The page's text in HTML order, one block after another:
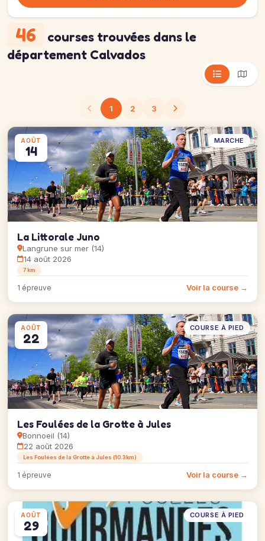
46 courses trouvées dans le
département Calvados
1 2 3
AOÛT
14
MARCHE
La Littorale Juno
Langrune sur mer (14)
14 août 2026
7 km
1 épreuve Voir la course →
AOÛT
22
COURSE À PIED
Les Foulées de la Grotte à Jules
Bonnoeil (14)
22 août 2026
Les Foulées de la Grotte à Jules (10.3km)
1 épreuve Voir la course →
AOÛT
29
COURSE À PIED